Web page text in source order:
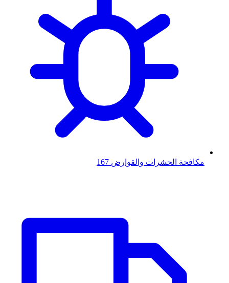
مكافحة الحشرات والقوارض 167